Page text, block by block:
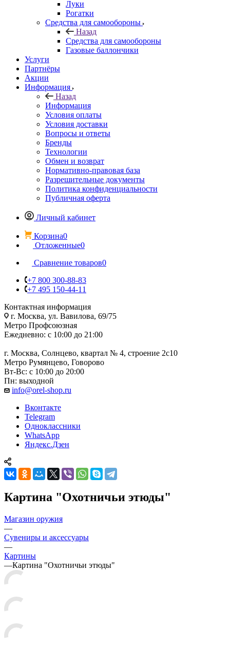
Луки
Рогатки
Средства для самообороны
Назад
Средства для самообороны
Газовые баллончики
Услуги
Партнёры
Акции
Информация
Назад
Информация
Условия оплаты
Условия доставки
Вопросы и ответы
Бренды
Технологии
Обмен и возврат
Нормативно-правовая база
Разрешительные документы
Политика конфиденциальности
Публичная оферта
Личный кабинет
Корзина0
Отложенные0
Сравнение товаров0
+7 800 300-88-83
+7 495 150-44-11
Контактная информация
г. Москва, ул. Вавилова, 69/75
Метро Профсоюзная
Ежедневно: с 10:00 до 21:00
г. Москва, Солнцево, квартал № 4, строение 2с10
Метро Румянцево, Говорово
Вт-Вс: с 10:00 до 20:00
Пн: выходной
info@orel-shop.ru
Вконтакте
Telegram
Одноклассники
WhatsApp
Яндекс.Дзен
Картина "Охотничьи этюды"
Магазин оружия
—
Сувениры и аксессуары
—
Картины
—Картина "Охотничьи этюды"